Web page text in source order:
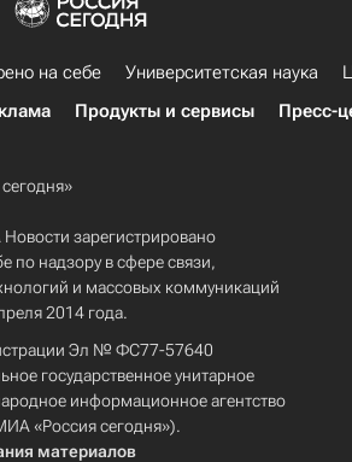
на себе Университетская наука
Продукты и сервисы Пресс-
зарегистрировано
по надзору в сфере связи,
и массовых коммуникаций
2014 года.
Эл № ФС77-57640
государственное унитарное
информационное агентство
«Россия сегодня»).
материалов